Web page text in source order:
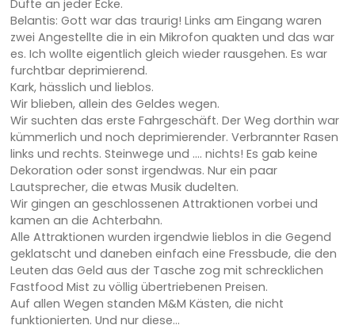
Düfte an jeder Ecke.
Belantis: Gott war das traurig! Links am Eingang waren
zwei Angestellte die in ein Mikrofon quakten und das war
es. Ich wollte eigentlich gleich wieder rausgehen. Es war
furchtbar deprimierend.
Kark, hässlich und lieblos.
Wir blieben, allein des Geldes wegen.
Wir suchten das erste Fahrgeschäft. Der Weg dorthin war
kümmerlich und noch deprimierender. Verbrannter Rasen
links und rechts. Steinwege und …. nichts! Es gab keine
Dekoration oder sonst irgendwas. Nur ein paar
Lautsprecher, die etwas Musik dudelten.
Wir gingen an geschlossenen Attraktionen vorbei und
kamen an die Achterbahn.
Alle Attraktionen wurden irgendwie lieblos in die Gegend
geklatscht und daneben einfach eine Fressbude, die den
Leuten das Geld aus der Tasche zog mit schrecklichen
Fastfood Mist zu völlig übertriebenen Preisen.
Auf allen Wegen standen M&M Kästen, die nicht
funktionierten. Und nur diese…